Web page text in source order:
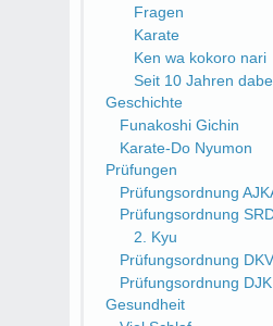
Fragen
Karate
Ken wa kokoro nari
Seit 10 Jahren
Geschichte
Funakoshi Gichin
Karate-Do Nyumon
Prüfungen
Prüfungsordnung
Prüfungsordnung
2. Kyu
Prüfungsordnung DKV
Prüfungsordnung
Gesundheit